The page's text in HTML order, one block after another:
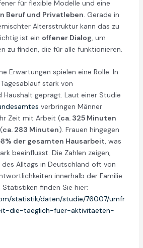
für flexible Modelle und eine
Beruf und Privatleben. Gerade in
Altersstruktur kann das zu
ist ein offener Dialog, um
zu finden, die für alle funktionieren.
Erwartungen spielen eine Rolle. In
stark von
Haushalt geprägt. Laut einer Studie
verbringen Männer
Zeit mit Arbeit (ca. 325 Minuten
ca. 283 Minuten). Frauen hingegen
der gesamten Hausarbeit, was
beeinflusst. Die Zahlen zeigen,
Alltags in Deutschland oft von
innerhalb der Familie
finden Sie hier:
statistik/daten/studie/76007/umfr
die-taeglich-fuer-aktivitaeten-